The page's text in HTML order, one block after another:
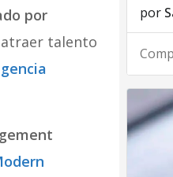
por
atraer talento
por